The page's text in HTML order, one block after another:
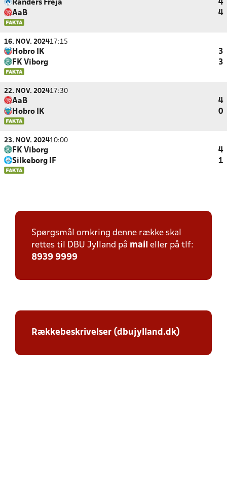
Randers Freja
4
AaB
4
16. NOV. 202417:15
Hobro IK
3
FK Viborg
3
22. NOV. 202417:30
AaB
4
Hobro IK
0
23. NOV. 202410:00
FK Viborg
4
Silkeborg IF
1
Spørgsmål omkring denne række skal
rettes til DBU Jylland på mail eller på tlf:
8939 9999
Rækkebeskrivelser (dbujylland.dk)